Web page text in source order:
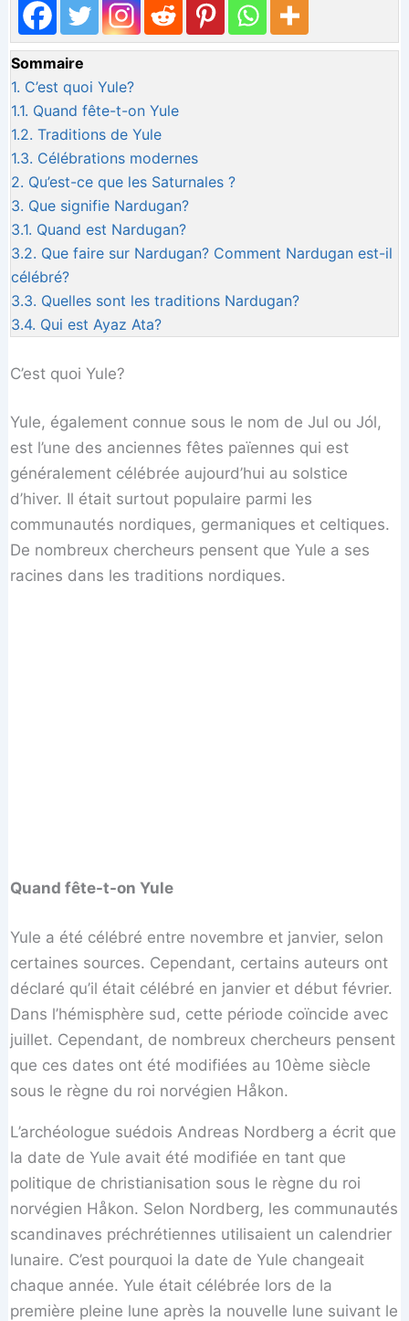
Sommaire
1. C’est quoi Yule?
1.1. Quand fête-t-on Yule
1.2. Traditions de Yule
1.3. Célébrations modernes
2. Qu’est-ce que les Saturnales ?
3. Que signifie Nardugan?
3.1. Quand est Nardugan?
3.2. Que faire sur Nardugan? Comment Nardugan est-il
célébré?
3.3. Quelles sont les traditions Nardugan?
3.4. Qui est Ayaz Ata?
C’est quoi Yule?
Yule, également connue sous le nom de Jul ou Jól,
est l’une des anciennes fêtes païennes qui est
généralement célébrée aujourd’hui au solstice
d’hiver. Il était surtout populaire parmi les
communautés nordiques, germaniques et celtiques.
De nombreux chercheurs pensent que Yule a ses
racines dans les traditions nordiques.
Quand fête-t-on Yule
Yule a été célébré entre novembre et janvier, selon
certaines sources. Cependant, certains auteurs ont
déclaré qu’il était célébré en janvier et début février.
Dans l’hémisphère sud, cette période coïncide avec
juillet. Cependant, de nombreux chercheurs pensent
que ces dates ont été modifiées au 10ème siècle
sous le règne du roi norvégien Håkon.
L’archéologue suédois Andreas Nordberg a écrit que
la date de Yule avait été modifiée en tant que
politique de christianisation sous le règne du roi
norvégien Håkon. Selon Nordberg, les communautés
scandinaves préchrétiennes utilisaient un calendrier
lunaire. C’est pourquoi la date de Yule changeait
chaque année. Yule était célébrée lors de la
première pleine lune après la nouvelle lune suivant le